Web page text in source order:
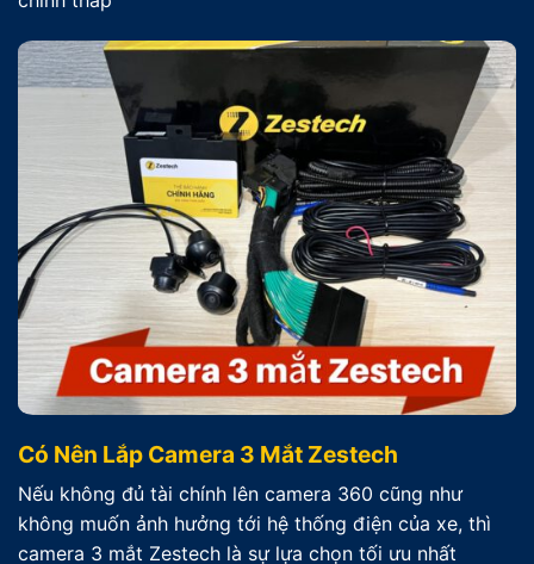
Có Nên Lắp Camera 3 Mắt Zestech
Nếu không đủ tài chính lên camera 360 cũng như
không muốn ảnh hưởng tới hệ thống điện của xe, thì
camera 3 mắt Zestech là sự lựa chọn tối ưu nhất